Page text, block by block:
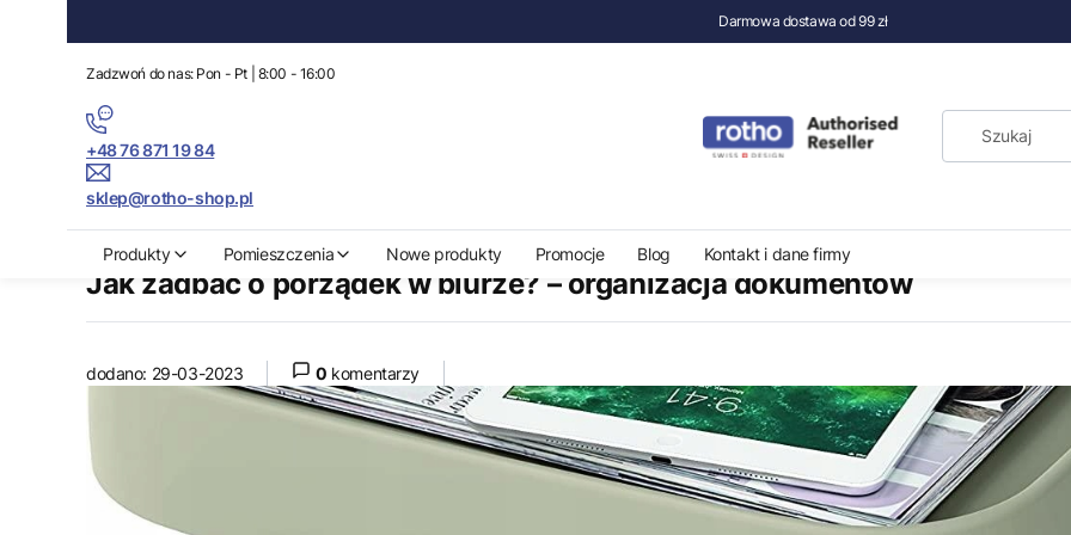
Darmowa dostawa od 99 zł
Zadzwoń do nas: Pon - Pt | 8:00 - 16:00
+48 76 871 19 84
sklep@rotho-shop.pl
Produkty Pomieszczenia Nowe produkty Promocje Blog Kontakt i dane firmy
Jak zadbać o porządek w biurze? – organizacja dokumentów
dodano: 29-03-2023 0 komentarzy